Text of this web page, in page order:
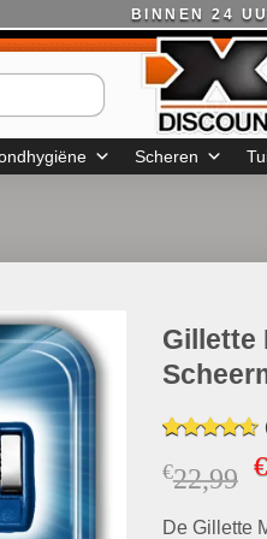
BINNEN 24
Scheren
Gillette
Gewaardeerd
4.60op 5
gebaseerd
waarderingen
€22,99 €
De Gillette